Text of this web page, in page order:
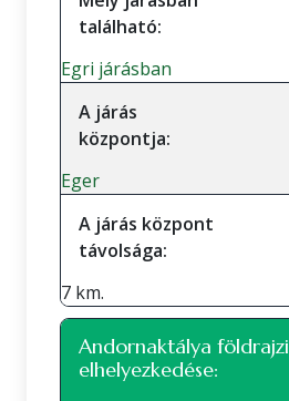
található:
Egri járásban
A járás
központja:
Eger
A járás központ
távolsága:
7 km.
Andornaktálya földrajzi
elhelyezkedése: